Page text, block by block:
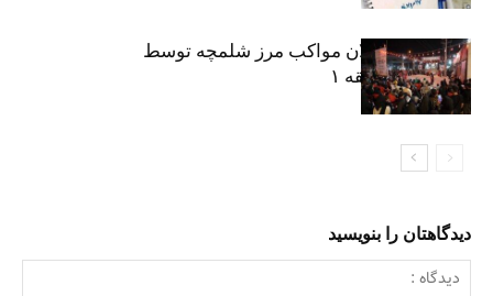
نکوداشت فعالان مواکب مرز شلمچه توسط
شهرداری منطقه ۱
دیدگاهتان را بنویسید